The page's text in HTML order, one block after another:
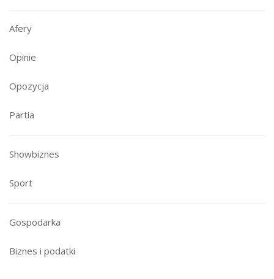
Afery
Opinie
Opozycja
Partia
Showbiznes
Sport
Gospodarka
Biznes i podatki